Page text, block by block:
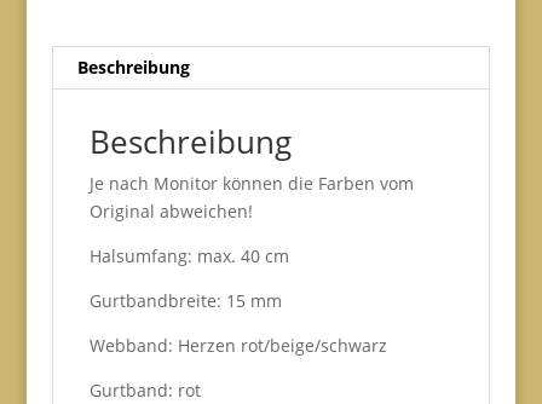
Airmesh
Beschreibung
Beschreibung
Je nach Monitor können die Farben vom
Original abweichen!
Halsumfang: max. 40 cm
Gurtbandbreite: 15 mm
Webband: Herzen rot/beige/schwarz
Gurtband: rot